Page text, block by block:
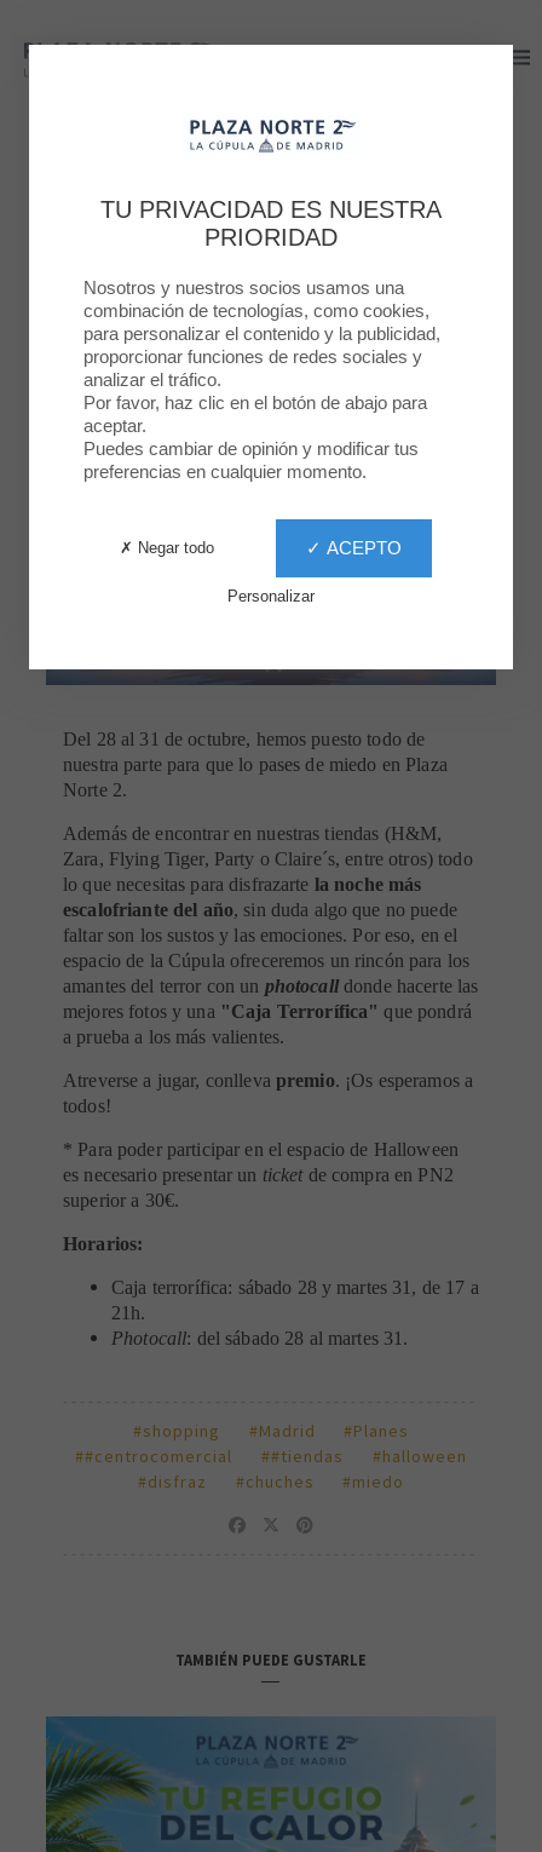
TERRORÍFICO
HALLOWEEN EN
PLAZA NORTE 2
23 OCT. 2023
Del 28 al 31 de octubre, hemos puesto todo de
nuestra parte para que lo pases de miedo en Plaza
Norte 2.
Además de encontrar en nuestras tiendas (H&M,
Zara, Flying Tiger, Party o Claire´s, entre otros) todo
lo que necesitas para disfrazarte la noche más
escalofriante del año, sin duda algo que no puede
faltar son los sustos y las emociones. Por eso, en el
espacio de la Cúpula ofreceremos un rincón para los
amantes del terror con un photocalldonde hacerte las
mejores fotos y una "Caja Terrorífica" que pondrá
a prueba a los más valientes.
Atreverse a jugar, conlleva premio. ¡Os esperamos a
todos!
* Para poder participar en el espacio de Halloween
es necesario presentar un ticket de compra en PN2
superior a 30€.
Horarios:
Caja terrorífica: sábado 28 y martes 31, de 17 a
21h.
Photocall: del sábado 28 al martes 31.
#shopping #Madrid
#Planes
##centrocomercial
##tiendas
#halloween
#disfraz
#chuches #miedo
TAMBIÉN PUEDE GUSTARLE
TU PRIVACIDAD ES NUESTRA
PRIORIDAD
Nosotros y nuestros socios usamos una
combinación de tecnologías, como cookies,
para personalizar el contenido y la publicidad,
proporcionar funciones de redes sociales y
analizar el tráfico.
Por favor, haz clic en el botón de abajo para
aceptar.
Puedes cambiar de opinión y modificar tus
preferencias en cualquier momento.
✓ ACEPTO
✗ Negar todo
Personalizar